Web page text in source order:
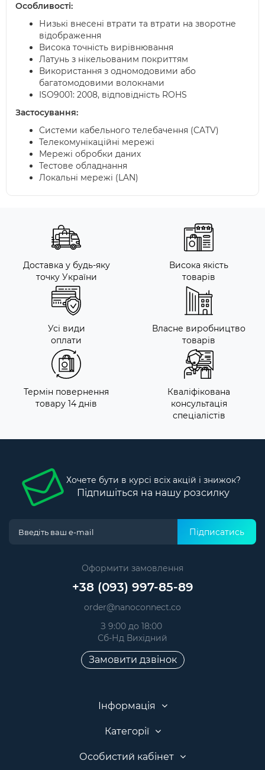
Особливості:
Низькі внесені втрати та втрати на зворотне
відображення
Висока точність вирівнювання
Латунь з нікельованим покриттям
Використання з одномодовими або
багатомодовими волокнами
ISO9001: 2008, відповідність ROHS
Застосування:
Системи кабельного телебачення (CATV)
Телекомунікаційні мережі
Мережі обробки даних
Тестове обладнання
Локальні мережі (LAN)
Доставка у будь-яку
точку України
Висока якість
товарів
Усі види
оплати
Власне виробництво
товарів
Термін повернення
товару 14 днів
Кваліфікована
консультація
спеціалістів
Хочете бути в курсі всіх акцій і знижок?
Підпишіться на нашу розсилку
Підписатись
Оформити замовлення
+38 (093) 997-85-89
order@nanoconnect.co
З 9:00 до 18:00
Сб-Нд Вихідний
Замовити дзвінок
Інформація
Категорії
Особистий кабінет